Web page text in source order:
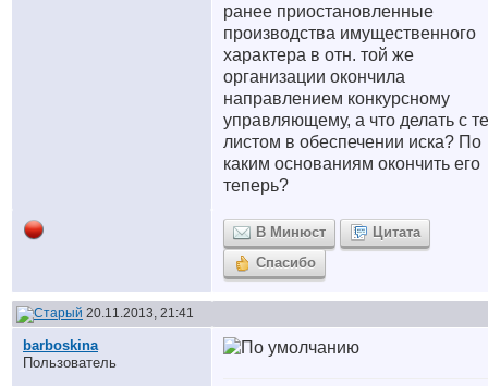
ранее приостановленные
производства имущественного
характера в отн. той же
организации окончила
направлением конкурсному
управляющему, а что делать с
листом в обеспечении иска? По
каким основаниям окончить его
теперь?
В Минюст
Цитата
Спасибо
20.11.2013, 21:41
barboskina
Пользователь